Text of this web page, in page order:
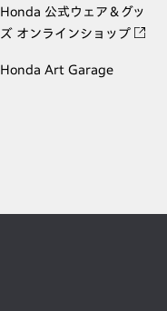
Honda 公式ウェア＆グッ
ズ オンラインショップ
Honda Art Garage